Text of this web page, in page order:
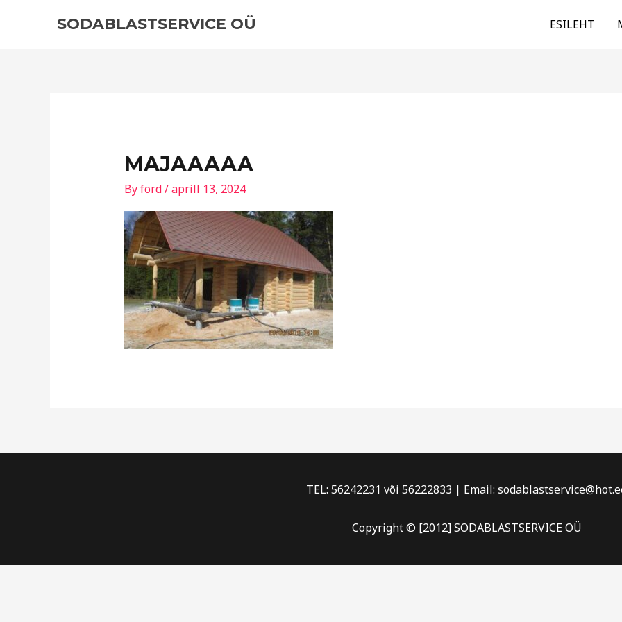
SODABLASTSERVICE OÜ ESILEHT
MAJAAAAA
Byford/aprill 13, 2024
TEL: 56242231 või 56222833 | Email:
Copyright © [2012] SODABLASTSERVICE OÜ